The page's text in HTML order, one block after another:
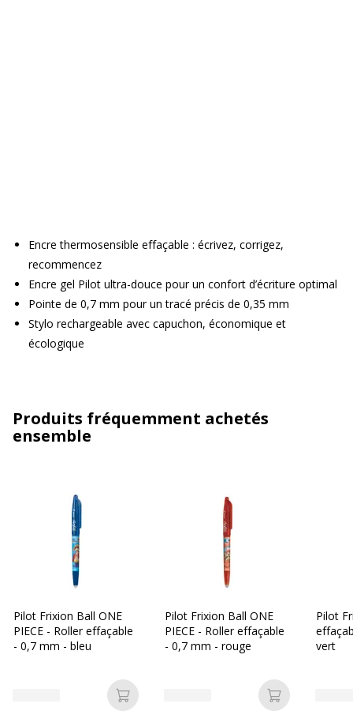
Encre thermosensible effaçable : écrivez, corrigez,
recommencez
Encre gel Pilot ultra-douce pour un confort d’écriture optimal
Pointe de 0,7 mm pour un tracé précis de 0,35 mm
Stylo rechargeable avec capuchon, économique et
écologique
Produits fréquemment achetés
ensemble
Pilot Frixion Ball ONE
PIECE - Roller effaçable
- 0,7 mm - bleu
Ajouter au panier
Pilot Frixion Ball ONE
PIECE - Roller effaçable
- 0,7 mm - rouge
Ajouter au
Pilot
vert